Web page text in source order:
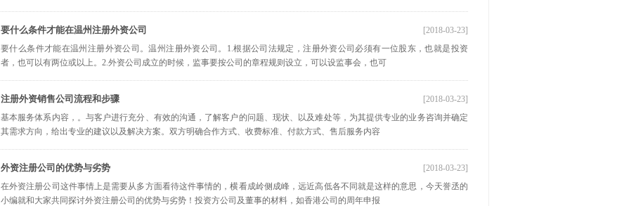
要什么条件才能在温州注册外资公司
[2018-03-23]
要什么条件才能在温州注册外资公司。温州注册外资公司。1.根据公司法规定，注册外资公司必须有一位股东，也就是投资
者，也可以有两位或以上。2.外资公司成立的时候，监事要按公司的章程规则设立，可以设监事会，也可
注册外资销售公司流程和步骤
[2018-03-23]
基本服务体系内容，。与客户进行充分、有效的沟通，了解客户的问题、现状、以及难处等，为其提供专业的业务咨询并确定
其需求方向，给出专业的建议以及解决方案。双方明确合作方式、收费标准、付款方式、售后服务内容
外资注册公司的优势与劣势
[2018-03-23]
在外资注册公司这件事情上是需要从多方面看待这件事情的，横看成岭侧成峰，远近高低各不同就是这样的意思，今天誉丞的
小编就和大家共同探讨外资注册公司的优势与劣势！投资方公司及董事的材料，如香港公司的周年申报